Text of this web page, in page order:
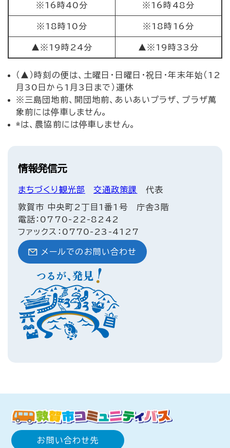
※16時40分 ※16時48分
※18時10分 ※18時16分
▲※19時24分 ▲※19時33分
（▲）時刻の便は、土曜日・日曜日・祝日・年末年始（12
月30日から1月3日まで）運休
※三島団地前、開団地前、あいあいプラザ、プラザ萬
象前には停車しません。
*は、農協前には停車しません。
情報発信元
まちづくり観光部 交通政策課 代表
敦賀市 中央町2丁目1番1号 庁舎3階
電話：0770-22-8242
ファックス：0770-23-4127
メールでのお問い合わせ
お問い合わせ先